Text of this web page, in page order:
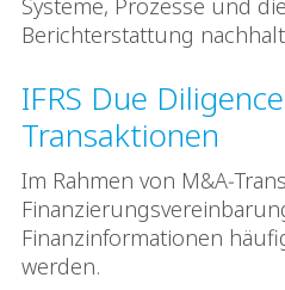
Berichterstattung
IFRS Due
Transaktionen
Im Rahmen von
Finanzinformationen
werden.